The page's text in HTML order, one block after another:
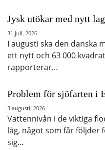
Jysk utökar med nytt
31 juli, 2026
I augusti ska den danska
ett nytt och 63 000
rapporterar…
Problem för sjöfarten i
3 augusti, 2026
Vattennivån i de viktiga
låg, något som får följder
sig…